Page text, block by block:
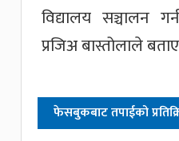
विद्यालय सञ्चालन
प्रजिअ बास्तोलाले
फेसबुकबाट तपाईको